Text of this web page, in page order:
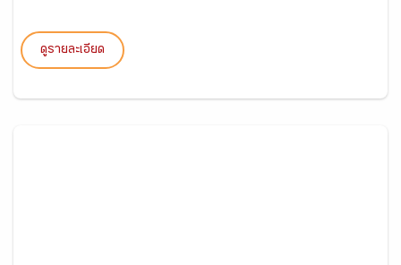
ดูรายละเอียด